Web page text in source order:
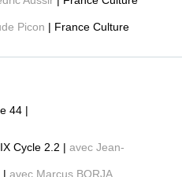
Picon | France Culture
44 |
Cycle 2.2 | avec Jean-
| avec Marcus BORJA